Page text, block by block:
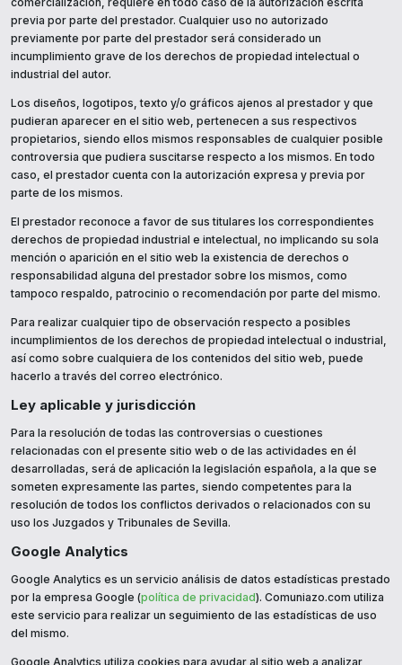
previa por parte del prestador. Cualquier uso no autorizado
previamente por parte del prestador será considerado un
incumplimiento grave de los derechos de propiedad intelectual o
industrial del autor.
Los diseños, logotipos, texto y/o gráficos ajenos al prestador y que
pudieran aparecer en el sitio web, pertenecen a sus respectivos
propietarios, siendo ellos mismos responsables de cualquier posible
controversia que pudiera suscitarse respecto a los mismos. En todo
caso, el prestador cuenta con la autorización expresa y previa por
parte de los mismos.
El prestador reconoce a favor de sus titulares los correspondientes
derechos de propiedad industrial e intelectual, no implicando su sola
mención o aparición en el sitio web la existencia de derechos o
responsabilidad alguna del prestador sobre los mismos, como
tampoco respaldo, patrocinio o recomendación por parte del mismo.
Para realizar cualquier tipo de observación respecto a posibles
incumplimientos de los derechos de propiedad intelectual o industrial,
así como sobre cualquiera de los contenidos del sitio web, puede
hacerlo a través del correo electrónico.
Ley aplicable y jurisdicción
Para la resolución de todas las controversias o cuestiones
relacionadas con el presente sitio web o de las actividades en él
desarrolladas, será de aplicación la legislación española, a la que se
someten expresamente las partes, siendo competentes para la
resolución de todos los conflictos derivados o relacionados con su
uso los Juzgados y Tribunales de Sevilla.
Google Analytics
Google Analytics es un servicio análisis de datos estadísticas prestado
por la empresa Google (política de privacidad). Comuniazo.com utiliza
este servicio para realizar un seguimiento de las estadísticas de uso
del mismo.
Google Analytics utiliza cookies para ayudar al sitio web a analizar